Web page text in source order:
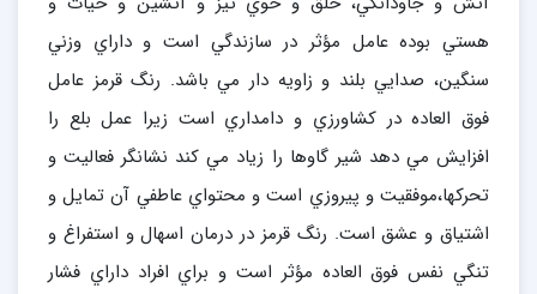
هستي بوده عامل مؤثر در سازندگي است و داراي وزني
سنگين، صدايي بلند و زاويه دار مي باشد. رنگ قرمز عامل
فوق العاده در كشاورزي و دامداري است زيرا عمل بلع را
افزايش مي دهد شير گاوها را زياد مي كند نشانگر فعاليت و
تحركها،‌موفقيت و پيروزي است و محتواي عاطفي آن تمايل و
اشتياق و عشق است. رنگ قرمز در درمان اسهال و استفراغ و
تنگي نفس فوق العاده مؤثر است و براي افراد داراي فشار